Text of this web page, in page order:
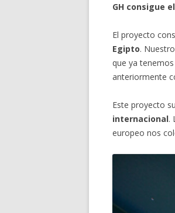
GH consigue
El proyecto
Egipto.
que ya
anteriormente
Este proyecto
internacional.
europeo nos